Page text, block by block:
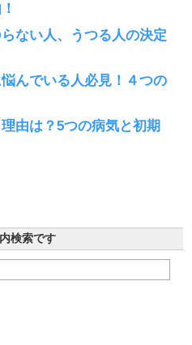
ない人、うつる人の決定
んでいる人必見！４つの
由は？5つの病気と初期
検索です